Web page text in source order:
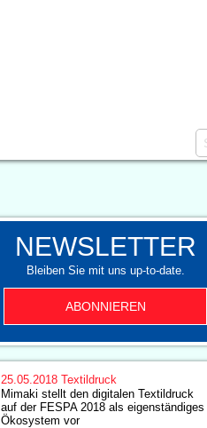
NEWSLETTER
Bleiben Sie mit uns up-to-date.
ABONNIEREN
25.05.2018 Textildruck
Mimaki stellt den digitalen Textildruck
auf der FESPA 2018 als eigenständiges
Ökosystem vor